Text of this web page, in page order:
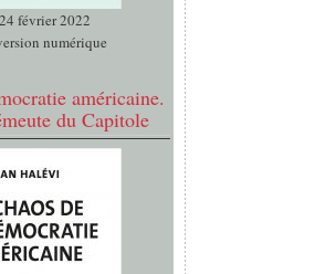
février 2022
numérique
américaine.
du Capitole